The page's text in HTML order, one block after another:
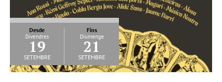
Desde
Divendres
19
setembre
Fins
Diumenge
21
setembre